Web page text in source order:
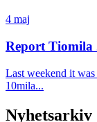
4 maj
Report Tiomila
Last weekend it
10mila...
Nyhetsarkiv